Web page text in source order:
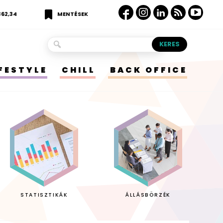
MENTÉSEK
CHILL BACK OFFICE
STATISZTIKÁK ÁLLÁSBÖRZÉK